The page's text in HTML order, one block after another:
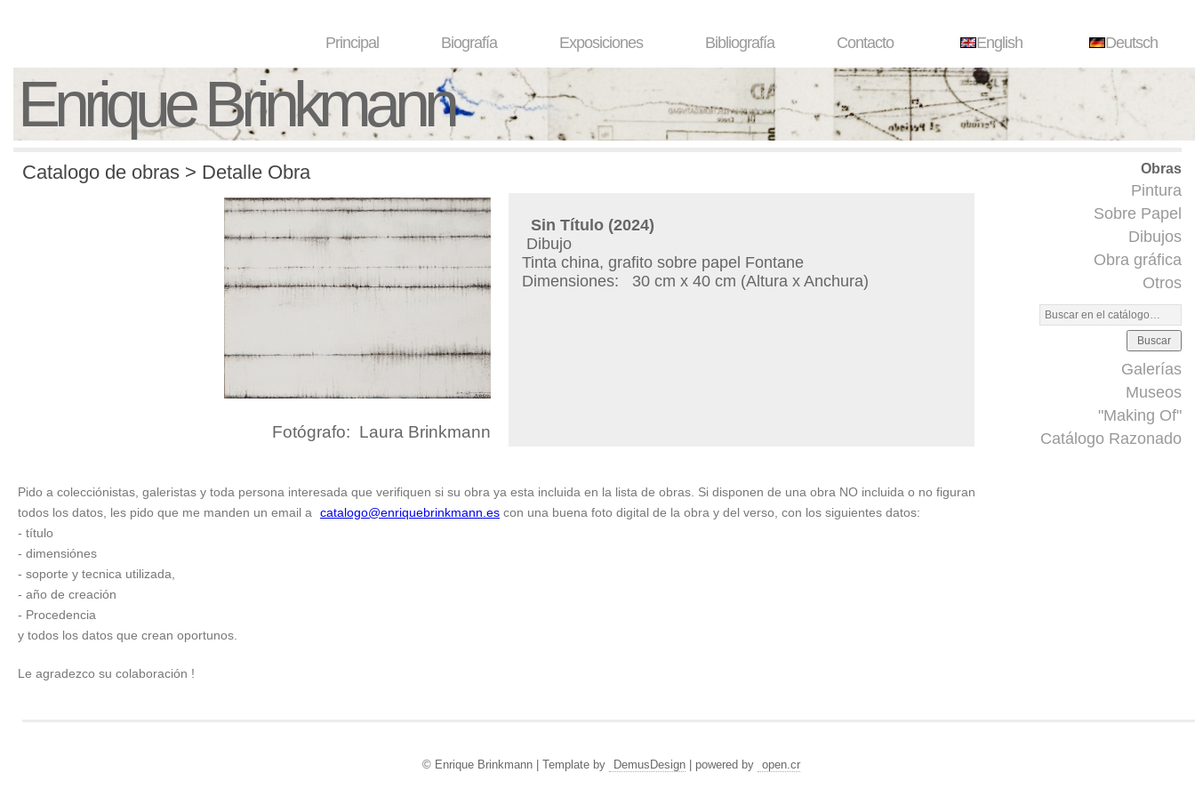
Principal Biografía Exposiciones Bibliografía Contacto English Deutsch
Enrique Brinkmann
Obras
Pintura
Sobre Papel
Dibujos
Obra gráfica
Otros
Buscar
Galerías
Museos
"Making Of"
Catálogo Razonado
Catalogo de obras > Detalle Obra
Fotógrafo: Laura Brinkmann
Sin Título(2024)
Dibujo
Tinta china, grafito sobre papel Fontane
Dimensiones:
30 cm x 40 cm (Altura x Anchura)
Pido a colecciónistas, galeristas y toda persona interesada que verifiquen si su obra ya esta incluida en la lista de obras. Si disponen de una obra NO incluida o no figuran
todos los datos, les pido que me manden un email a
catalogo@enriquebrinkmann.es con una buena foto digital de la obra y del verso, con los siguientes datos:
- título
- dimensiónes
- soporte y tecnica utilizada,
- año de creación
- Procedencia
y todos los datos que crean oportunos.
Le agradezco su colaboración !
© Enrique Brinkmann | Template by DemusDesign| powered by open.cr